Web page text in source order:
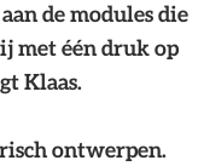
de modules die
met één druk op
Klaas.
ontwerpen.